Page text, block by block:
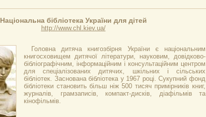
Національна бібліотека України для дітей
http://www.chl.kiev.ua/
Головна дитяча книгозбірня України є національним
книгосховищем дитячої літератури, науковим, довідково-
бібліографічним, інформаційним і консультаційним центром
для спеціалізованих дитячих, шкільних і сільських
бібліотек. Заснована бібліотека у 1967 році. Сукупний фонд
бібліотеки становить більш ніж 500 тисяч примірників книг,
журналів, грамзаписів, компакт-дисків, діафільмів та
кінофільмів.